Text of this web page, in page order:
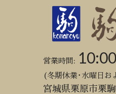
営業時間:
(冬期休業･水曜日お
宮城県栗原市栗